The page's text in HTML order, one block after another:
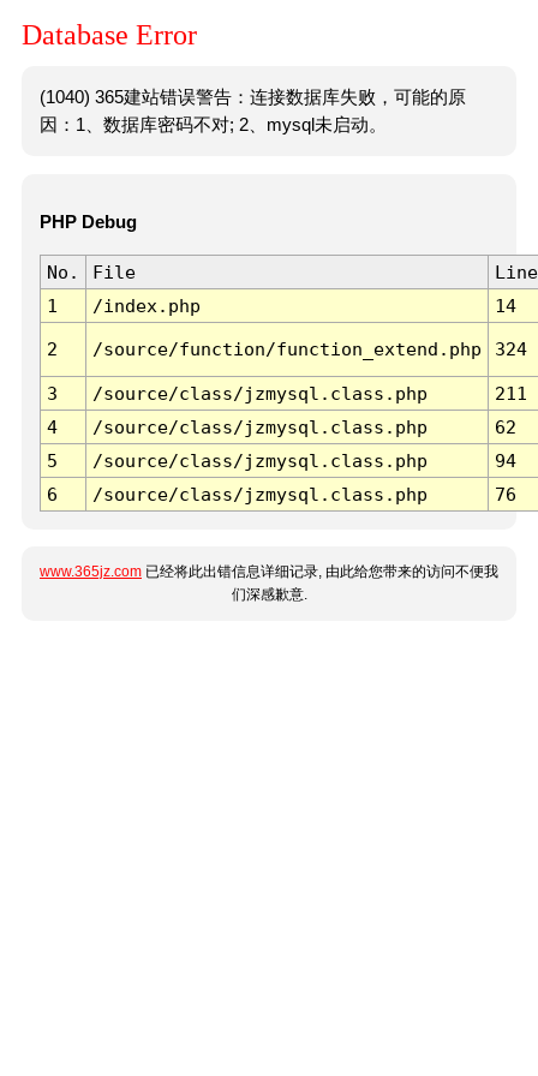
Database Error
(1040) 365建站错误警告：连接数据库失败，可能的原
因：1、数据库密码不对; 2、mysql未启动。
PHP Debug
No. File
Line
1
/index.php 14
2 /source/function/function_extend.php 324
3 /source/class/jzmysql.class.php
211
4
/source/class/jzmysql.class.php
62
5
/source/class/jzmysql.class.php
94
6
/source/class/jzmysql.class.php 76
www.365jz.com 已经将此出错信息详细记录, 由此给您带来的访问不便我
们深感歉意.